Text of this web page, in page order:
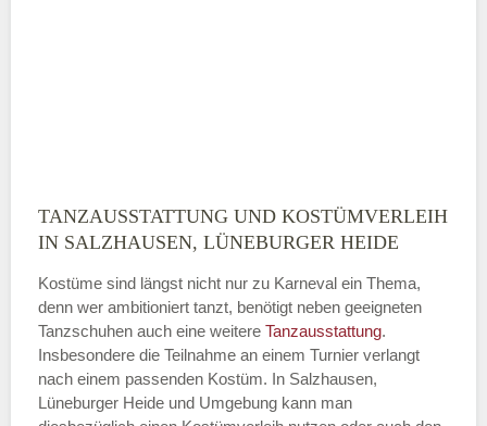
TANZAUSSTATTUNG UND KOSTÜMVERLEIH
IN SALZHAUSEN, LÜNEBURGER HEIDE
Kostüme sind längst nicht nur zu Karneval ein Thema,
denn wer ambitioniert tanzt, benötigt neben geeigneten
Tanzschuhen auch eine weitere Tanzausstattung.
Insbesondere die Teilnahme an einem Turnier verlangt
nach einem passenden Kostüm. In Salzhausen,
Lüneburger Heide und Umgebung kann man